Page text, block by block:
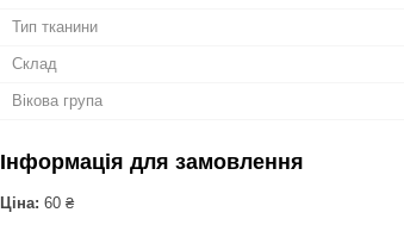
Тип тканини
Склад
Вікова група
Інформація для замовлення
Ціна: 60 ₴